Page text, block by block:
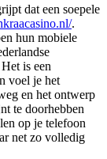
dat een soepele
.
hun mobiele
is een
voel je het
en het ontwerp
te doorhebben
op je telefoon
net zo volledig